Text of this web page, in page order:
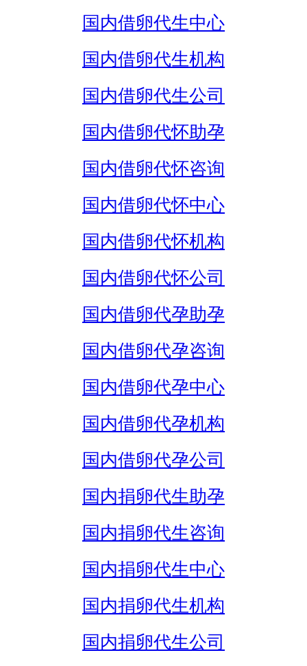
国内借卵代生中心
国内借卵代生机构
国内借卵代生公司
国内借卵代怀助孕
国内借卵代怀咨询
国内借卵代怀中心
国内借卵代怀机构
国内借卵代怀公司
国内借卵代孕助孕
国内借卵代孕咨询
国内借卵代孕中心
国内借卵代孕机构
国内借卵代孕公司
国内捐卵代生助孕
国内捐卵代生咨询
国内捐卵代生中心
国内捐卵代生机构
国内捐卵代生公司